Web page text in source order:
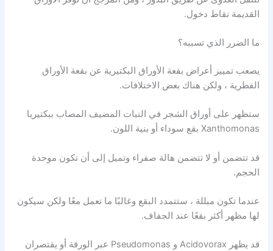
القديمة نقاط دخول.
ما الضرر الذي تسببه؟
يصعب تمييز أعراض بقعة الأوراق البكتيرية عن بقعة الأوراق
الفطرية ، ولكن هناك بعض الاختلافات.
ستظهر على أوراق الشجر في النبات المضيف المصاب ببكتيريا
Xanthomonas بقع سوداء أو بنية اللون.
قد تتضمن أو لا تتضمن هالة صفراء وتميل إلى أن تكون موحدة
الحجم.
عندما تكون مبللة ، ستتمدد البقع وغالبًا ما تعمل معًا ولكن سيكون
لها مظهر أكثر بقعًا عند الجفاف.
قد يظهر Acidovorax و Pseudomonas عبر الورقة أو يقتصران